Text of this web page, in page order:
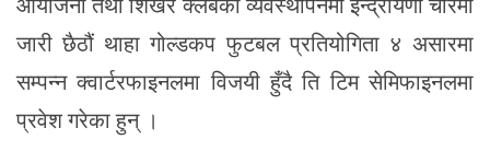
आयोजना तथा शिखर क्लबको व्यवस्थापनमा इन्द्रायणी चौरमा
जारी छैठौं थाहा गोल्डकप फुटबल प्रतियोगिता ४ असारमा
सम्पन्न क्वार्टरफाइनलमा विजयी हुँदै ति टिम सेमिफाइनलमा
प्रवेश गरेका हुन् ।